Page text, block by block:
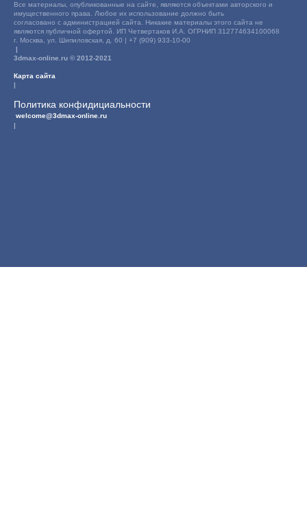
Все материалы, опубликованные на сайте, являются объектами авторского и
имущественного права. Любое их использование должно быть
согласовано с администрацией сайта. Никакие материалы этого сайта не
являются публичной офертой. ИП Четвертаков И.А. ОГРНИП 312774634100068
г. Москва, ул. Шипиловская, д. 60 | +7 (909) 933-10-00
|
3dmax-online.ru © 2012-2021
Карта сайта
|
Политика конфидициальности
|
welcome@3dmax-online.ru